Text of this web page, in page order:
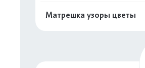
Матрешка узоры цветы